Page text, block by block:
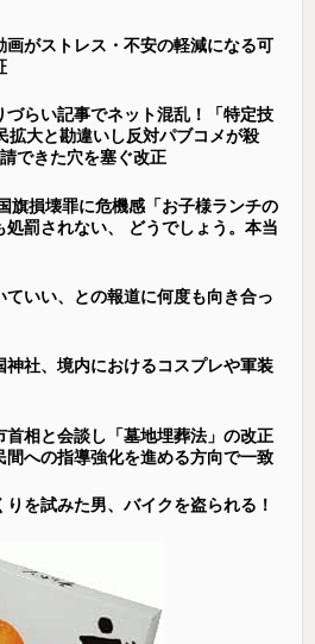
画がストレス・不安の軽減になる可
づらい記事でネット混乱！「特定技
拡大と勘違いし反対パブコメが殺
できた穴を塞ぐ改正
旗損壊罪に危機感「お子様ランチの
処罰されない、 どうでしょう。本当
いい、との報道に何度も向き合っ
神社、境内におけるコスプレや軍装
首相と会談し「墓地埋葬法」の改正
への指導強化を進める方向で一致
りを試みた男、バイクを盗られる！